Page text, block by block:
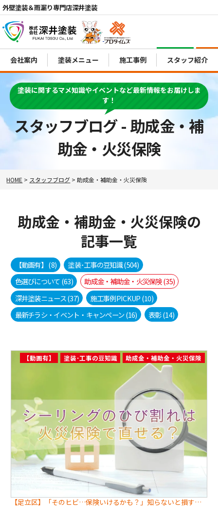
外壁塗装＆雨漏り専門店深井塗装
電話 MENU
会社案内 塗装メニュー 施工事例 スタッフ紹介
スタッフブログ - 助成金・補
助金・火災保険
塗装に関するマメ知識やイベントなど最新情報をお届けしま
す！
HOME > スタッフブログ > 助成金・補助金・火災保険
助成金・補助金・火災保険の
記事一覧
【動画有】 (8) 塗装･工事の豆知識(504)
色選びについて(63) 助成金・補助金・火災保険(35)
深井塗装ニュース(37) 施工事例PICKUP(10)
最新チラシ・イベント・キャンペーン(16) 表彰(14)
【足立区】「そのヒビ…保険いけるかも？」知らないと損するシーリングの話
【動画有】 塗装･工事の豆知識 助成金・補助金・火災保険